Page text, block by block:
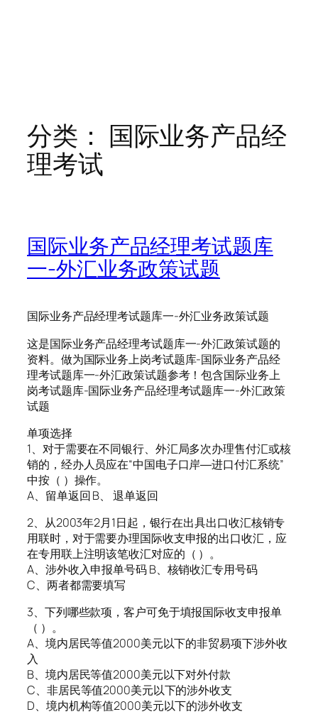
分类： 国际业务产品经
理考试
国际业务产品经理考试题库
一-外汇业务政策试题
国际业务产品经理考试题库一-外汇业务政策试题
这是国际业务产品经理考试题库一-外汇政策试题的
资料。做为国际业务上岗考试题库-国际业务产品经
理考试题库一-外汇政策试题参考！包含国际业务上
岗考试题库-国际业务产品经理考试题库一-外汇政策
试题
单项选择
1、对于需要在不同银行、外汇局多次办理售付汇或核
销的，经办人员应在“中国电子口岸―进口付汇系统”
中按（ ）操作。
A、留单返回 B、 退单返回
2、从2003年2月1日起，银行在出具出口收汇核销专
用联时，对于需要办理国际收支申报的出口收汇，应
在专用联上注明该笔收汇对应的（ ）。
A、涉外收入申报单号码 B、核销收汇专用号码
C、两者都需要填写
3、下列哪些款项，客户可免于填报国际收支申报单
（ ）。
A、境内居民等值2000美元以下的非贸易项下涉外收
入
B、境内居民等值2000美元以下对外付款
C、非居民等值2000美元以下的涉外收支
D、境内机构等值2000美元以下的涉外收支